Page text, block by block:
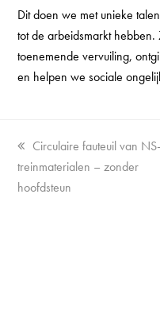
Dit doen we met unieke
tot de arbeidsmarkt
toenemende vervuiling,
en helpen we sociale
Vorige
tab:
Circulaire fauteuil van NS-
treinmaterialen – zonder
hoofdsteun